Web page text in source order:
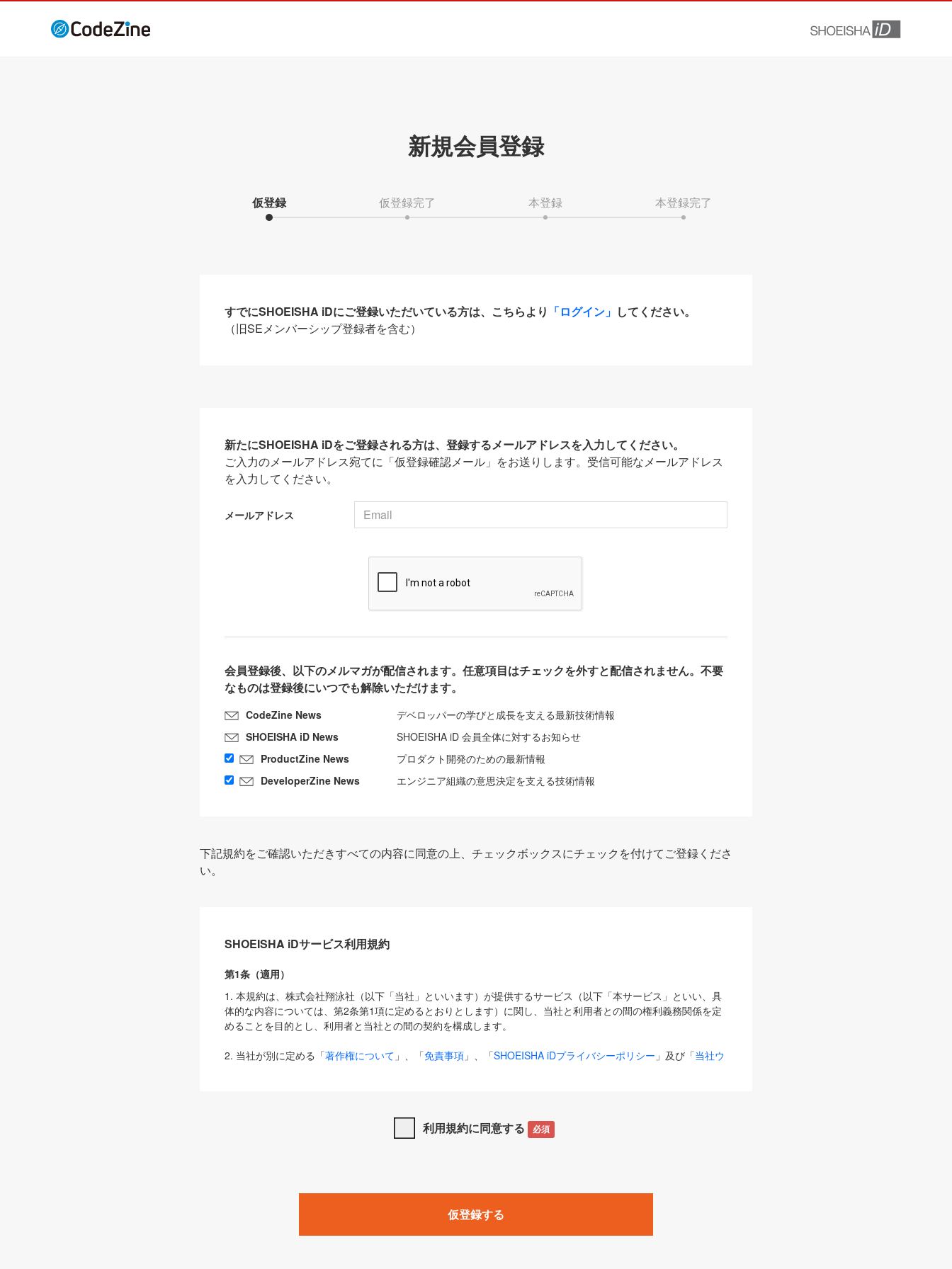
新規会員登録
仮登録 仮登録完了 本登録 本登録完了
すでにSHOEISHA iDにご登録いただいている方は、こちらより 「ログイン」 してください。
（旧SEメンバーシップ登録者を含む）
新たにSHOEISHA iDをご登録される方は、登録するメールアドレスを入力してください。
ご入力のメールアドレス宛てに「仮登録確認メール」をお送りします。受信可能なメールアドレス
を入力してください。
メールアドレス
会員登録後、以下のメルマガが配信されます。任意項目はチェックを外すと配信されません。不要
なものは登録後にいつでも解除いただけます。
CodeZine News
デベロッパーの学びと成長を支える最新技術情報
SHOEISHA iD News
SHOEISHA iD 会員全体に対するお知らせ
ProductZine News
プロダクト開発のための最新情報
DeveloperZine News
エンジニア組織の意思決定を支える技術情報
下記規約をご確認いただきすべての内容に同意の上、チェックボックスにチェックを付けてご登録くださ
い。
SHOEISHA iDサービス利用規約
第1条（適用）
1. 本規約は、株式会社翔泳社（以下「当社」といいます）が提供するサービス（以下「本サービス」といい、具
体的な内容については、第2条第1項に定めるとおりとします）に関し、当社と利用者との間の権利義務関係を定
めることを目的とし、利用者と当社との間の契約を構成します。
2. 当社が別に定める「著作権について 」、「免責事項 」、「SHOEISHA iDプライバシーポリシー 」及び「当社ウ
は、本規約の規定が優先して適用されるものとします。
1. 「本サービス」とは、当社が提供する以下のサービス（名称や内容が変更された場合、変更後のサービスを含
みます）及びこれらサービスに関連して当社が実施するイベントやキャンペーンをいいます。
「SEBook」「SEShop」「CodeZine」「MarkeZine」「EnterpriseZine」「ECzine」「Biz/Zine」「HRzine」
利用規約に同意する 必須
仮登録する